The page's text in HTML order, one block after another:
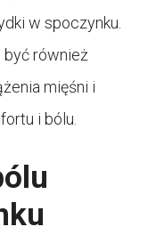
w spoczynku.
być również
mięśni i
i bólu.